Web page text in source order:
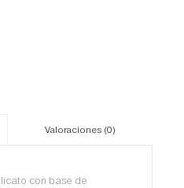
Valoraciones (0)
con base de